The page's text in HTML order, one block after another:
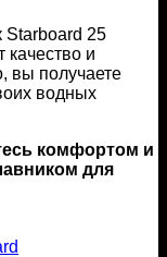
Starboard 25
качество и
вы получаете
водных
комфортом и
для